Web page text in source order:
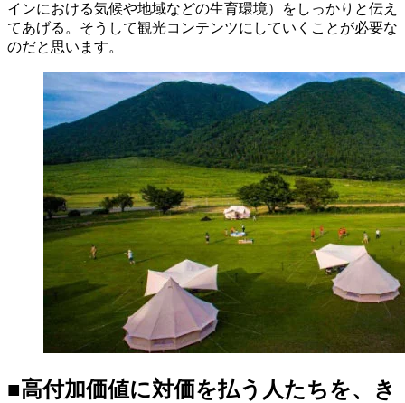
インにおける気候や地域などの生育環境）をしっかりと伝え
てあげる。そうして観光コンテンツにしていくことが必要な
のだと思います。
■高付加価値に対価を払う人たちを、き